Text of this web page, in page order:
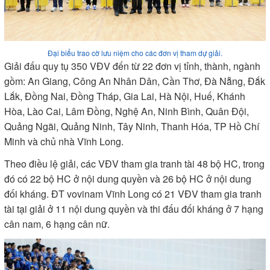
Đại biểu trao cờ lưu niệm cho các đơn vị tham dự giải.
Giải đấu quy tụ 350 VĐV đến từ 22 đơn vị tỉnh, thành, ngành
gồm: An Giang, Công An Nhân Dân, Cần Thơ, Đà Nẵng, Đắk
Lắk, Đồng Nai, Đồng Tháp, Gia Lai, Hà Nội, Huế, Khánh
Hòa, Lào Cai, Lâm Đồng, Nghệ An, Ninh Bình, Quân Đội,
Quảng Ngãi, Quảng Ninh, Tây Ninh, Thanh Hóa, TP Hồ Chí
Minh và chủ nhà Vĩnh Long.
Theo điều lệ giải, các VĐV tham gia tranh tài 48 bộ HC, trong
đó có 22 bộ HC ở nội dung quyền và 26 bộ HC ở nội dung
đối kháng. ĐT vovinam Vĩnh Long có 21 VĐV tham gia tranh
tài tại giải ở 11 nội dung quyền và thi đấu đối kháng ở 7 hạng
cân nam, 6 hạng cân nữ.